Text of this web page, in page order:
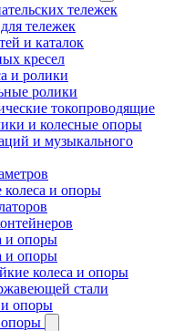
тележек
тележек
и каталок
кресел
и ролики
ролики
токопроводящие
и колесные опоры
и музыкального
колеса и опоры
и опоры
и опоры
колеса и опоры
стали
и опоры
опоры